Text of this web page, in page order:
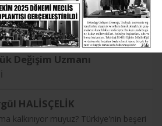
Dürüstlükle Geçen Bir Ömür
Değişim Uzmanı
HALİSÇELİK
kalkınıyor muyuz? Türkiye'nin beşeri